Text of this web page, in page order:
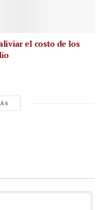
el costo de los